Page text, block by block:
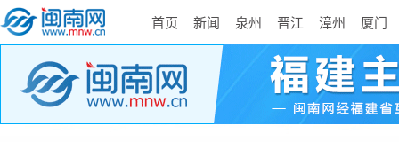
首页 新闻 泉州 晋江 漳州 厦门